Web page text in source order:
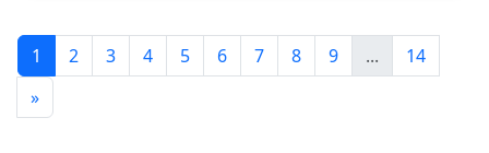
1 2 3 4 5 6 7 8 9 ...
14
»